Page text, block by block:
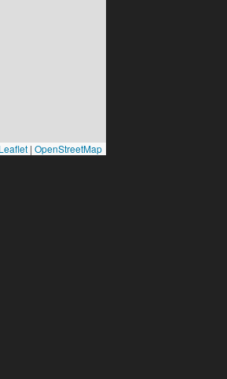
| OpenStreetMap